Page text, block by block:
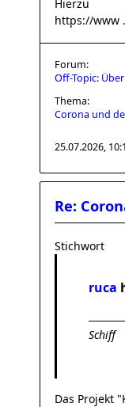
Hierzu
https://www
Forum:
Off-Topic:
Thema:
Corona und
25.07.2026,
Re:
Stichwort
ruca
Schiff
Das Projekt